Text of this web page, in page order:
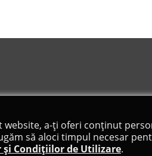
RO
a-ți oferi conținut
să aloci timpul necesar
și Condițiilor de Utilizare.